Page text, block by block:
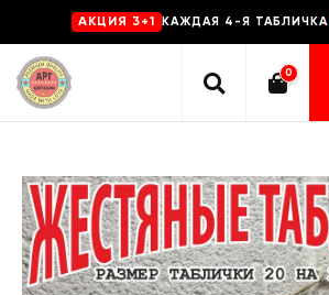
AKЦИЯ 3+1 КАЖДАЯ 4-Я ТАБЛИЧКА
0